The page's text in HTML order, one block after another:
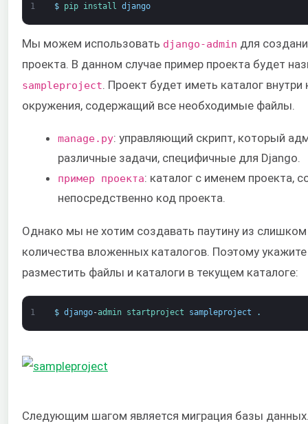
1 $ pip install django
Мы можем использовать django-admin для
проекта. В данном случае пример проекта будет
sampleproject . Проект будет иметь каталог внутри
окружения, содержащий все необходимые файлы.
manage.py: управляющий скрипт, который
различные задачи, специфичные для Django.
пример проекта: каталог с именем проекта,
непосредственно код проекта.
Однако мы не хотим создавать паутину из
количества вложенных каталогов. Поэтому
разместить файлы и каталоги в текущем каталоге:
1 $ django-admin startproject sampleproject .
Следующим шагом является миграция базы